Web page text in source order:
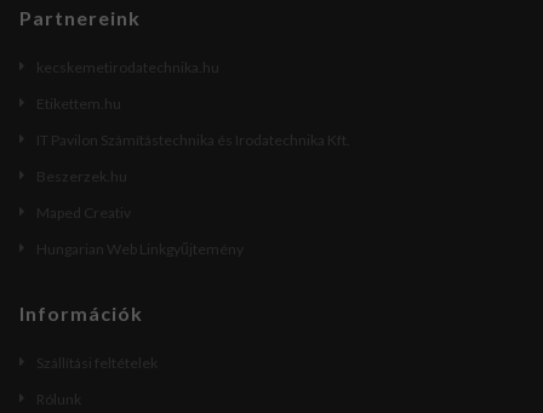
Partnereink
kecskemetirodatechnika.hu
Etikettem.hu
IT Pavilon Számítástechnika és Irodatechnika Kft.
Beszerzek.hu
Maped Creativ
Hungarian Web Linkgyűjtemény
Információk
Szállítási feltételek
Rólunk